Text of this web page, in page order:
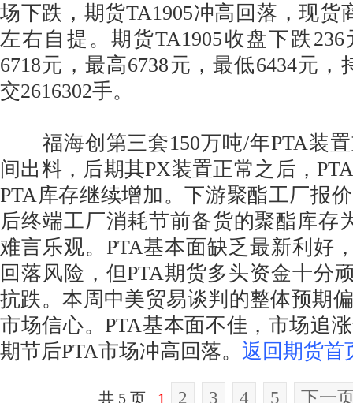
场下跌，期货TA1905冲高回落，现货
左右自提。期货TA1905收盘下跌236
6718元，最高6738元，最低6434元，
交2616302手。
福海创第三套150万吨/年PTA装置
间出料，后期其PX装置正常之后，
PTA库存继续增加。下游聚酯工厂报
后终端工厂消耗节前备货的聚酯库存
难言乐观。PTA基本面缺乏最新利好
回落风险，但PTA期货多头资金十分
抗跌。本周中美贸易谈判的整体预期
市场信心。PTA基本面不佳，市场追
期节后PTA市场冲高回落。 返回期货首
共 5 页 1 2 3 4 5 下一